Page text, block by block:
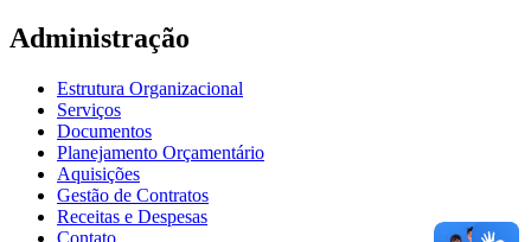
Administração
Estrutura Organizacional
Serviços
Documentos
Planejamento Orçamentário
Aquisições
Gestão de Contratos
Receitas e Despesas